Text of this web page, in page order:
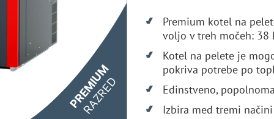
PREMIUM
RAZRED
Premium kotel na
voljo v treh močeh: 38
Kotel na pelete je
pokriva potrebe po
Edinstveno,
Izbira med tremi